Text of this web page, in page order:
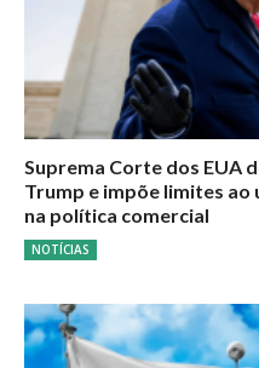
Suprema Corte dos EUA
Trump e impõe limites ao
na política comercial
NOTÍCIAS